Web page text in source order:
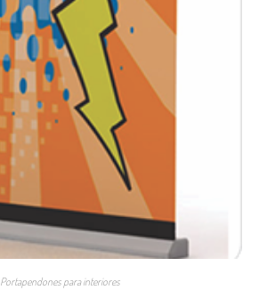
Portapendones para interiores